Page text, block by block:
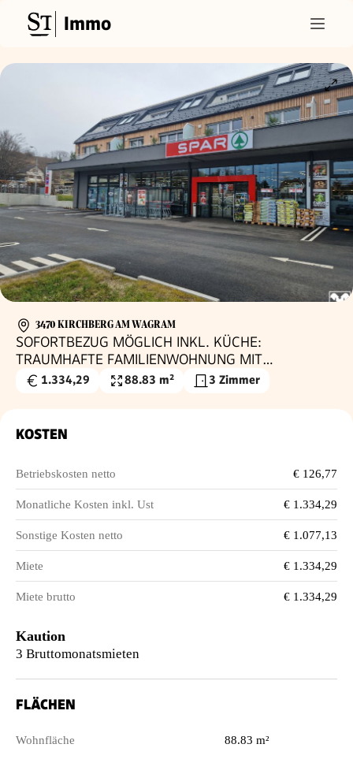
Immo
3470 KIRCHBERG AM WAGRAM
SOFORTBEZUG MÖGLICH INKL. KÜCHE:
TRAUMHAFTE FAMILIENWOHNUNG MIT
HERRLICHER TERRASSE - PROVISIONSFREI
Gesamtmiete
1.334,29
Wohnfläche
88.83 m² 3 Zimmer
KOSTEN
Betriebskosten netto € 126,77
Monatliche Kosten inkl. Ust € 1.334,29
Sonstige Kosten netto € 1.077,13
Miete € 1.334,29
Miete brutto € 1.334,29
Kaution
3 Bruttomonatsmieten
FLÄCHEN
Wohnfläche 88.83 m²